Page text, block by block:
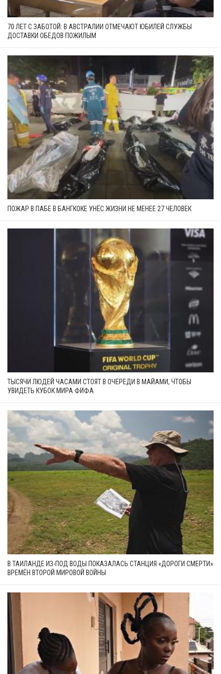
70 ЛЕТ С ЗАБОТОЙ: В АВСТРАЛИИ ОТМЕЧАЮТ ЮБИЛЕЙ СЛУЖБЫ
ДОСТАВКИ ОБЕДОВ ПОЖИЛЫМ
ПОЖАР В ПАБЕ В БАНГКОКЕ УНЁС ЖИЗНИ НЕ МЕНЕЕ 27 ЧЕЛОВЕК
ТЫСЯЧИ ЛЮДЕЙ ЧАСАМИ СТОЯТ В ОЧЕРЕДИ В МАЙАМИ, ЧТОБЫ
УВИДЕТЬ КУБОК МИРА ФИФА
В ТАИЛАНДЕ ИЗ-ПОД ВОДЫ ПОКАЗАЛАСЬ СТАНЦИЯ «ДОРОГИ СМЕРТИ»
ВРЕМЁН ВТОРОЙ МИРОВОЙ ВОЙНЫ